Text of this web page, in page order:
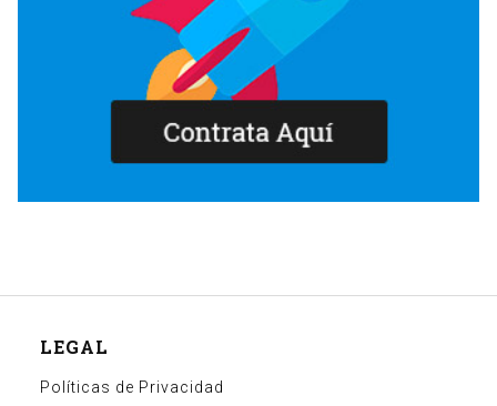
LEGAL
Políticas de Privacidad